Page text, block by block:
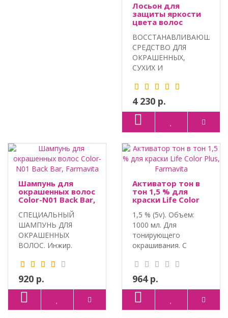
Лосьон для
защиты яркости
цвета волос
Farmavita
ВОССТАНАВЛИВАЮЩЕЕ
СРЕДСТВО ДЛЯ
ОКРАШЕННЫХ,
СУХИХ И
ВОЛОС. Объем:..
4 230 р.
Шампунь для
окрашенных волос
Color-N01 Back Bar,
СПЕЦИАЛЬНЫЙ
ШАМПУНЬ ДЛЯ
ОКРАШЕННЫХ
ВОЛОС. Инжир.
молочко. Объем: ..
920 р.
Активатор тон в
тон 1,5 % для
краски Life Color
1,5 % (5v). Объем:
1000 мл. Для
тонирующего
окрашивания. С
964 р.